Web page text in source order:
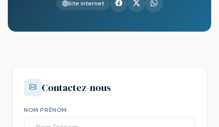
Site internet
Contactez-nous
NOM PRÉNOM